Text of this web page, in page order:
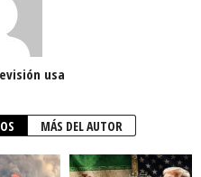
usa
MÁS DEL AUTOR